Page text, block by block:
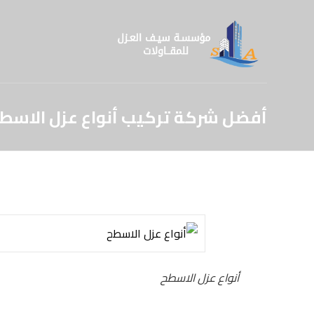
أفضل شركة تركيب أنواع عزل
أنواع عزل الاسطح